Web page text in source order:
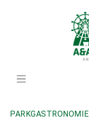
PARKGASTRONOMIE